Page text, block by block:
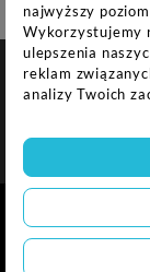
NASZA
najwyższy
Wykorzystujemy
ulepszenia
reklam
analizy Twoich